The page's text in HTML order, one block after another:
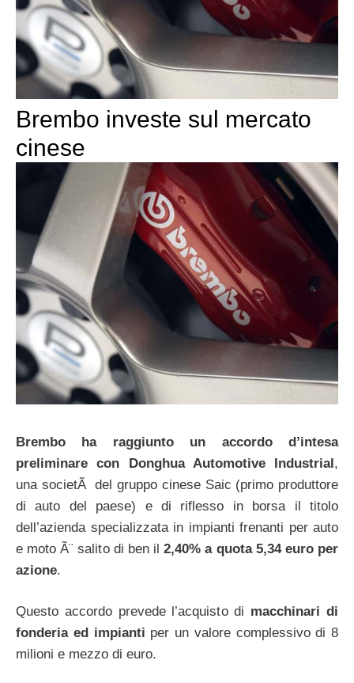
Brembo investe sul mercato
cinese
Brembo ha raggiunto un accordo d’intesa
preliminare con Donghua Automotive Industrial,
una societÃ del gruppo cinese Saic (primo produttore
di auto del paese) e di riflesso in borsa il titolo
dell’azienda specializzata in impianti frenanti per auto
e moto Ã¨ salito di ben il2,40% a quota 5,34 euro per
azione.
Questo accordo prevede l’acquisto di macchinari di
fonderia ed impianti per un valore complessivo di 8
milioni e mezzo di euro.